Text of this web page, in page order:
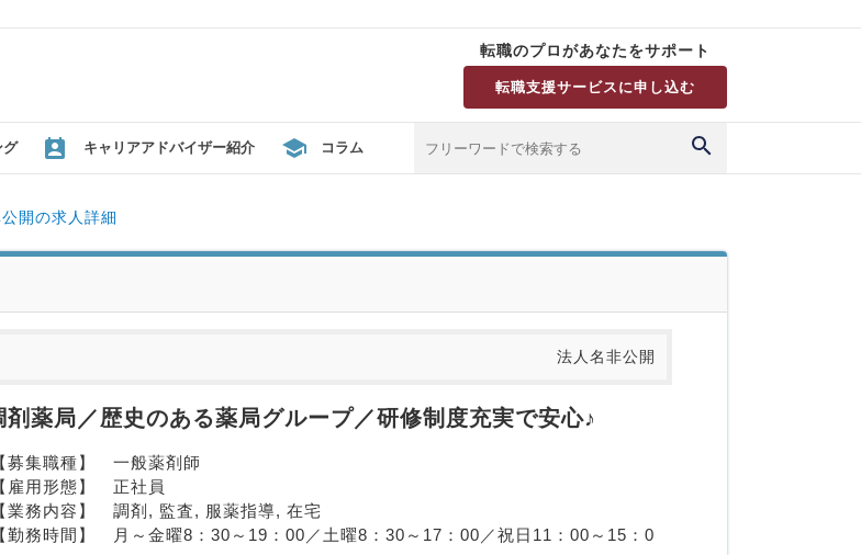
転職のプロがあなたをサポート
転職支援サービスに申し込む
グ キャリアアドバイザー紹介 コラム
開の求人詳細
法人名非公開
薬局／歴史のある薬局グループ／研修制度充実で安心♪
【募集職種】　一般薬剤師
【雇用形態】　正社員
【業務内容】　調剤, 監査, 服薬指導, 在宅
【勤務時間】　月～金曜8：30～19：00／土曜8：30～17：00／祝日11：00～15：0